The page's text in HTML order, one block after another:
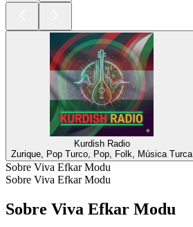
Kurdish Radio
Zurique, Pop Turco, Pop, Folk, Música Turca
Sobre Viva Efkar Modu
Sobre Viva Efkar Modu
Sobre Viva Efkar Modu